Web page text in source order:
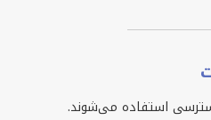
استفاده می‌شوند.